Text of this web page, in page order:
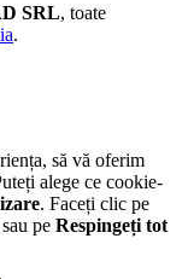
SRL, toate
.
să vă oferim
alege ce cookie-
. Faceți clic pe
pe Respingeți tot